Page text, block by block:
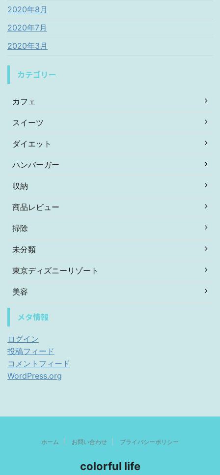
2020年8月
2020年7月
2020年3月
カテゴリー
カフェ
スイーツ
ダイエット
ハンバーガー
収納
商品レビュー
掃除
未分類
東京ディズニーリゾート
美容
メタ情報
ログイン
投稿フィード
コメントフィード
WordPress.org
ホーム お問い合わせ プライバシーポリシー
colorful life